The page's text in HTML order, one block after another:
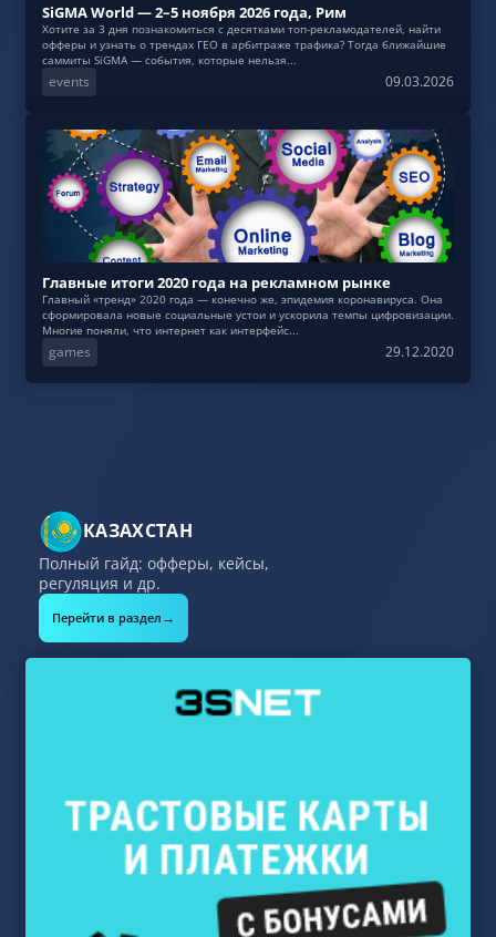
SiGMA World — 2–5 ноября 2026 года, Рим
Хотите за 3 дня познакомиться с десятками топ-рекламодателей, найти
офферы и узнать о трендах ГЕО в арбитраже трафика? Тогда ближайшие
саммиты SiGMA — события, которые нельзя...
events 09.03.2026
Главные итоги 2020 года на рекламном рынке
Главный «тренд» 2020 года — конечно же, эпидемия коронавируса. Она
сформировала новые социальные устои и ускорила темпы цифровизации.
Многие поняли, что интернет как интерфейс...
games 29.12.2020
КАЗАХСТАН
Полный гайд: офферы, кейсы,
регуляция и др.
Перейти в раздел →